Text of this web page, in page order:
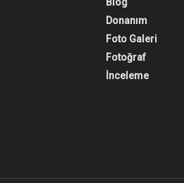
Yapılır?
Yazıyı
işlemi için uygulaması